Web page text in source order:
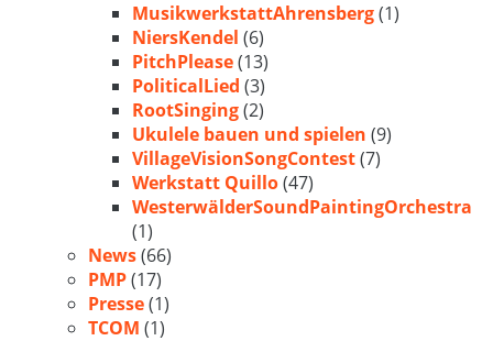
MusikwerkstattAhrensberg(1)
NiersKendel (6)
PitchPlease(13)
PoliticalLied (3)
RootSinging(2)
Ukulele bauen und spielen (9)
VillageVisionSongContest(7)
Werkstatt Quillo(47)
WesterwälderSoundPaintingOrchestra
(1)
News(66)
PMP(17)
Presse(1)
TCOM (1)